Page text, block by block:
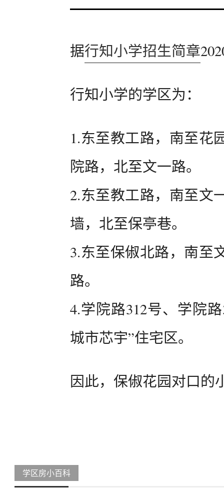
据行知小学招生简章
行知小学的学区为：
1.东至教工路，南至
院路，北至文一路。
2.东至教工路，南至文
墙，北至保亭巷。
3.东至保俶北路，南至
路。
4.学院路312号、学院
城市芯宇”住宅区。
因此，保俶花园对口的
学区房小百科